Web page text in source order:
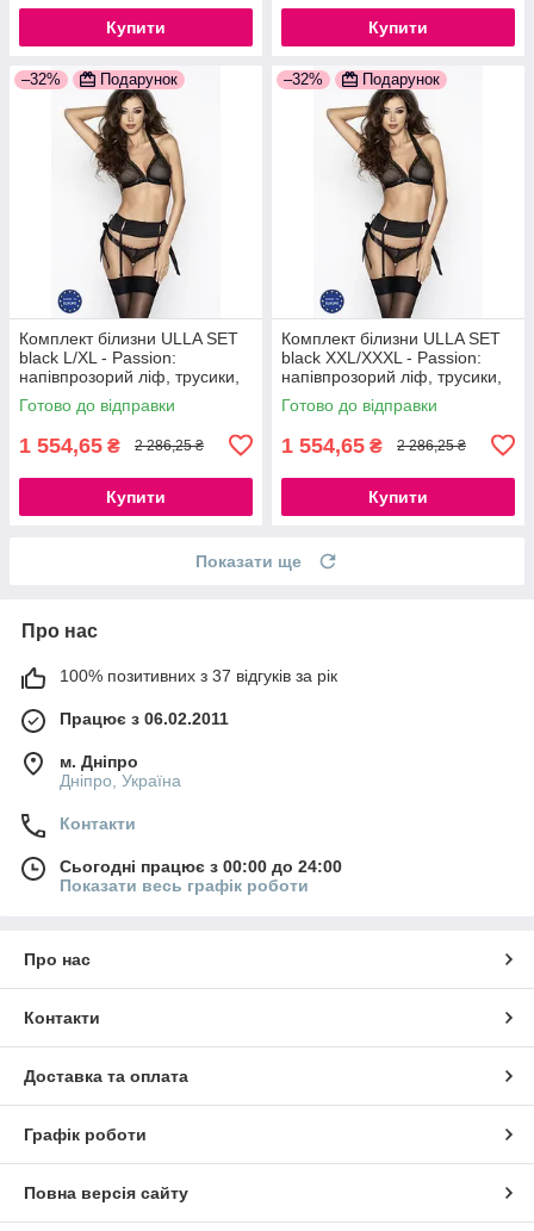
Купити Купити
–32% Подарунок
Комплект білизни ULLA SET
black L/XL - Passion:
напівпрозорий ліф, трусики,
пояс 777Store.com.ua
Готово до відправки
1 554,65 ₴ 2 286,25 ₴
Купити
–32% Подарунок
Комплект білизни ULLA SET
black XXL/XXXL - Passion:
напівпрозорий ліф, трусики,
пояс 777Store.com.ua
Готово до відправки
1 554,65 ₴ 2 286,25 ₴
Купити
Показати ще
Про нас
100% позитивних з 37 відгуків за рік
Працює з 06.02.2011
м. Дніпро
Дніпро, Україна
Контакти
Сьогодні працює з 00:00 до 24:00
Показати весь графік роботи
Про нас
Контакти
Доставка та оплата
Графік роботи
Повна версія сайту